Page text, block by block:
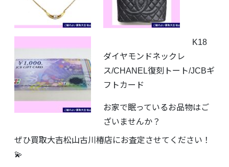
K18
ダイヤモンドネックレ
ス/CHANEL復刻トート/JCBギ
フトカード
お家で眠っているお品物はご
ざいませんか？
ぜひ買取大吉松山古川椿店にお査定させてください！
💫